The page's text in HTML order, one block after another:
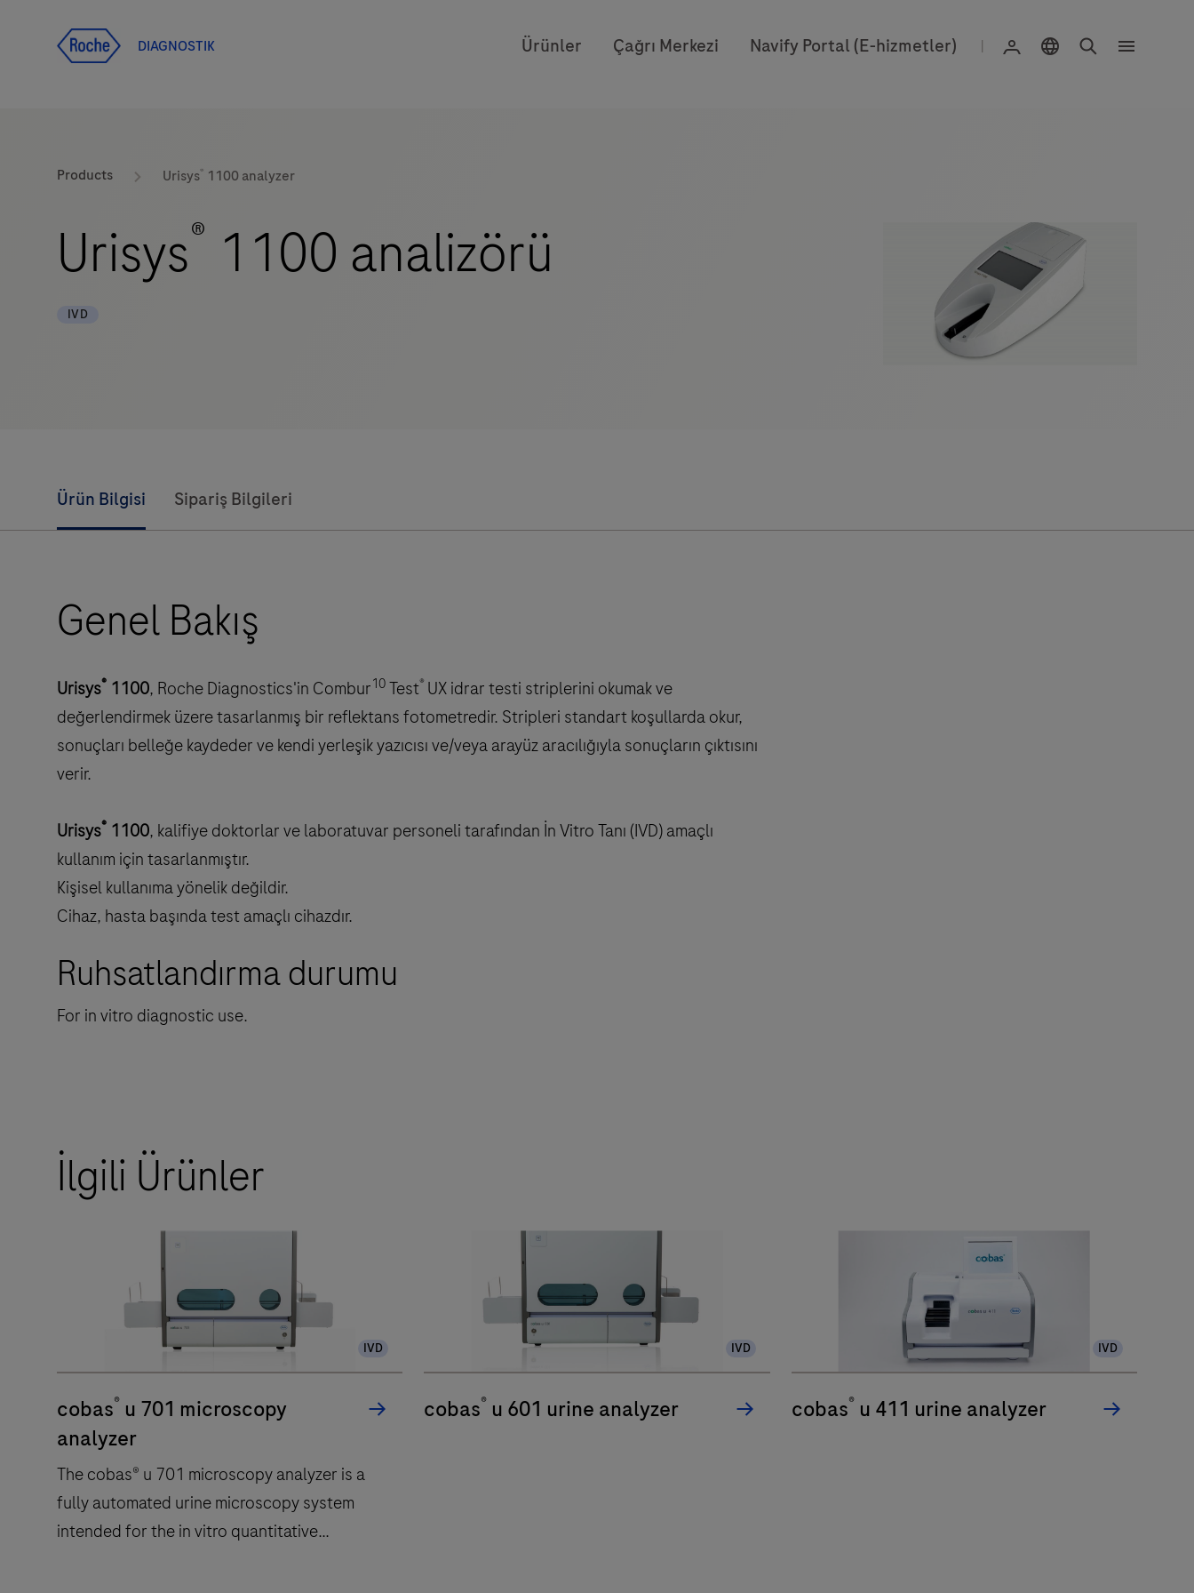
DIAGNOSTIK Ürünler Çağrı Merkezi Navify Portal (E-hizmetler) | Giriş yapın Konum Seçimi
Products Urisys® 1100 analyzer
Urisys® 1100 analizörü
IVD
Ürün Bilgisi Sipariş Bilgileri
Genel Bakış
Urisys® 1100, Roche Diagnostics'in Combur10 Test® UX idrar testi striplerini okumak ve
değerlendirmek üzere tasarlanmış bir reflektans fotometredir. Stripleri standart koşullarda okur,
sonuçları belleğe kaydeder ve kendi yerleşik yazıcısı ve/veya arayüz aracılığıyla sonuçların çıktısını
verir.
Urisys® 1100, kalifiye doktorlar ve laboratuvar personeli tarafından İn Vitro Tanı (IVD) amaçlı
kullanım için tasarlanmıştır.
Kişisel kullanıma yönelik değildir.
Cihaz, hasta başında test amaçlı cihazdır.
Ruhsatlandırma durumu
For in vitro diagnostic use.
İlgili Ürünler
IVD
cobas® u 701 microscopy
analyzer
The cobas® u 701 microscopy analyzer is a
fully automated urine microscopy system
intended for the in vitro quantitative
IVD
cobas® u 601 urine analyzer
IVD
cobas®u 411 urine analyzer